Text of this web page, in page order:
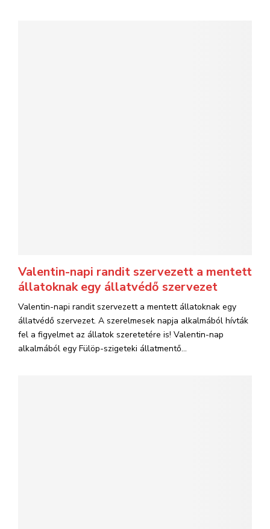
Valentin-napi randit szervezett a mentett
állatoknak egy állatvédő szervezet
Valentin-napi randit szervezett a mentett állatoknak egy
állatvédő szervezet. A szerelmesek napja alkalmából hívták
fel a figyelmet az állatok szeretetére is! Valentin-nap
alkalmából egy Fülöp-szigeteki állatmentő...